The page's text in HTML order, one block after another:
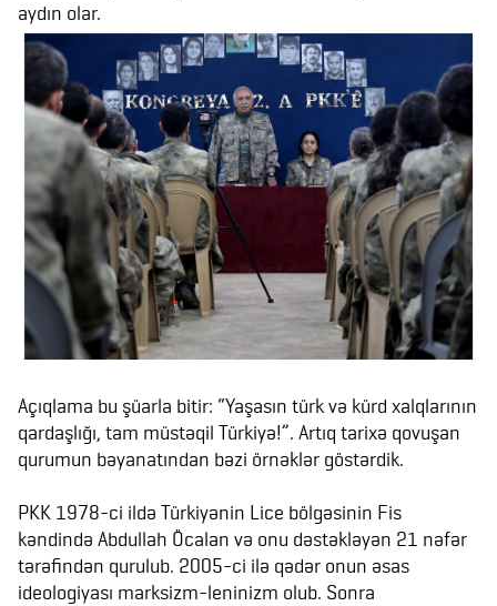
aydın olar.
Açıqlama bu şüarla bitir: “Yaşasın türk və kürd xalqlarının
qardaşlığı, tam müstəqil Türkiyə!”. Artıq tarixə qovuşan
qurumun bəyanatından bəzi örnəklər göstərdik.
PKK 1978-ci ildə Türkiyənin Lice bölgəsinin Fis
kəndində Abdullah Öcalan və onu dəstəkləyən 21 nəfər
tərəfindən qurulub. 2005-ci ilə qədər onun əsas
ideologiyası marksizm-leninizm olub. Sonra